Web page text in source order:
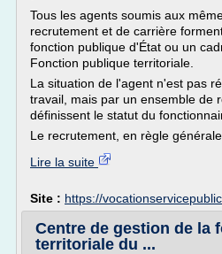
Tous les agents soumis aux
recrutement et de carrière
fonction publique d'État ou un
Fonction publique territoriale.
La situation de l'agent n'est pas
travail, mais par un ensemble de
définissent le statut du
Le recrutement, en règle
Lire la suite
Site : https://
Centre de gestion de la
territoriale du ...